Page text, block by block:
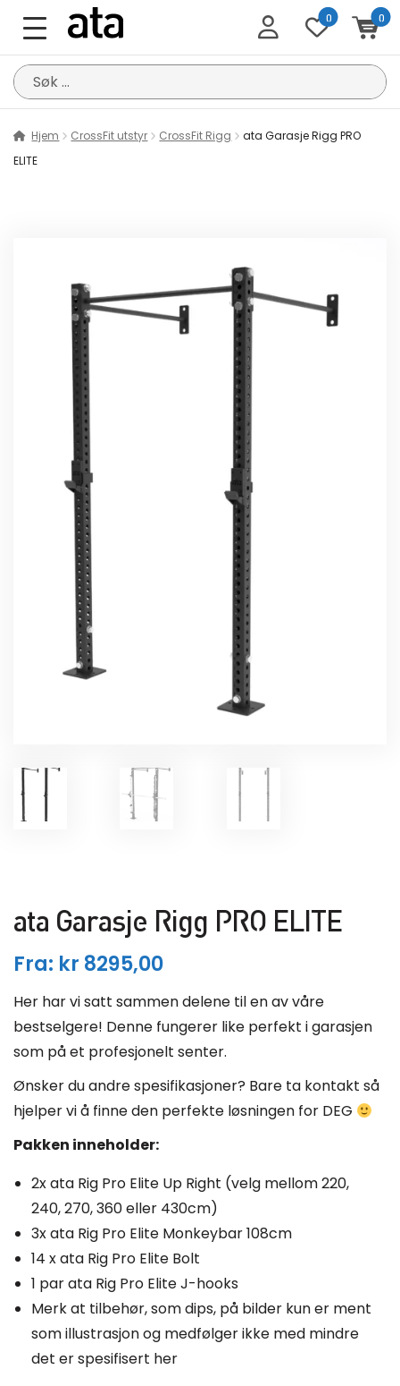
0 0
Søk
etter:
Hjem CrossFit utstyr CrossFit Rigg
ata Garasje Rigg PRO
ELITE
ata Garasje Rigg PRO ELITE
Fra: kr 8295,00
Her har vi satt sammen delene til en av våre
bestselgere! Denne fungerer like perfekt i garasjen
som på et profesjonelt senter.
Ønsker du andre spesifikasjoner? Bare ta kontakt så
hjelper vi å finne den perfekte løsningen for DEG
Pakken inneholder:
2x ata Rig Pro Elite Up Right (velg mellom 220,
240, 270, 360 eller 430cm)
3x ata Rig Pro Elite Monkeybar 108cm
14 x ata Rig Pro Elite Bolt
1 par ata Rig Pro Elite J-hooks
Merk at tilbehør, som dips, på bilder kun er ment
som illustrasjon og medfølger ikke med mindre
det er spesifisert her